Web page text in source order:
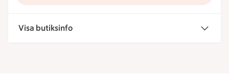
Visa butiksinfo